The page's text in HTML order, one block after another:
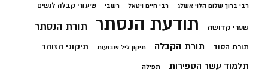
רבי ברוך שלום הלוי אשלג רבי חיים ויטאל רשבי שיעורי קבלה לנשים
שערי קדושה תודעת הנסתר תורת הנסתר
תורת הסוד תורת הקבלה תיקון ליל שבועות תיקוני הזוהר
תלמוד עשר הספירות תפילה